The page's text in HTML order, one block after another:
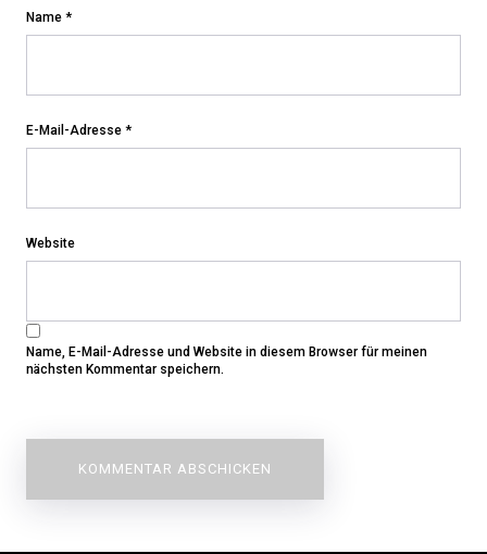
Name *
E-Mail-Adresse *
Website
Name, E-Mail-Adresse und Website in diesem Browser für meinen
nächsten Kommentar speichern.